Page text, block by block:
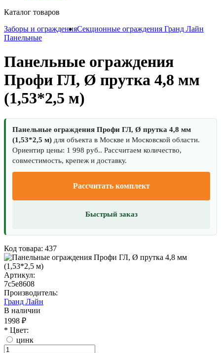
Каталог товаров
Заборы и огражденияСекционные ограждения Гранд Лайн
Панельные
Панельные ограждения
Профи ГЛ, Ø прутка 4,8 мм
(1,53*2,5 м)
Панельные ограждения Профи ГЛ, Ø прутка 4,8 мм
(1,53*2,5 м) для объекта в Москве и Московской области.
Ориентир цены: 1 998 руб.. Рассчитаем количество,
совместимость, крепеж и доставку.
Рассчитать комплект
Быстрый заказ
Код товара: 437
Артикул:
7c5e8608
Производитель:
Гранд Лайн
В наличии
1998 ₽
* Цвет:
цинк